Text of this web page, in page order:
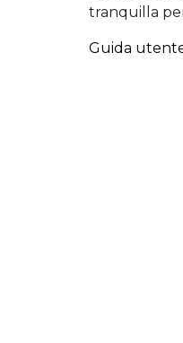
tranquilla
Guida